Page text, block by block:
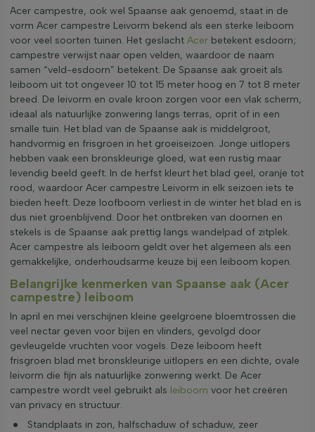
Acer campestre, ook wel Spaanse aak genoemd, staat in de
vorm Acer campestre Leivorm bekend als een sterke leiboom
voor veel soorten tuinen. Het geslacht Acer betekent esdoorn;
campestre verwijst naar open velden, waardoor de naam
samen “veld-esdoorn” betekent. De Spaanse aak groeit als
leiboom uit tot ongeveer 10 tot 15 meter hoog en 7 tot 8 meter
breed. De leivorm en ovale kroon zorgen voor een vlak scherm,
ideaal als natuurlijke zonwering langs terras, oprit of in een
smalle tuin. Het blad van de Spaanse aak is middelgroot,
handvormig en frisgroen in het groeiseizoen. Jonge uitlopers
hebben vaak een bronskleurige gloed, wat een rustig maar
levendig beeld geeft. In de herfst kleurt het blad geel, oranje tot
rood, waardoor Acer campestre Leivorm in elk seizoen iets te
bieden heeft. Deze loofboom verliest in de winter het blad en is
dus niet groenblijvend. Door het ontbreken van doornen en
stekels is de Spaanse aak prettig langs wandelpad of zitplek.
Acer campestre als leiboom geldt over het algemeen als een
gemakkelijke, onderhoudsarme keuze bij een leiboom kopen.
Belangrijke kenmerken van Spaanse aak (Acer
campestre) leiboom
In april en mei verschijnen kleine geelgroene bloemtrossen die
veel nectar geven voor bijen en vlinders, gevolgd door
gevleugelde vruchten voor vogels. Deze leiboom heeft
frisgroen blad met bronskleurige uitlopers en een dichte, ovale
leivorm die fijn als natuurlijke zonwering werkt. De Acer
campestre wordt veel gebruikt als leiboom voor het creëren
van privacy en structuur.
Standplaats in zon, halfschaduw of schaduw, zeer